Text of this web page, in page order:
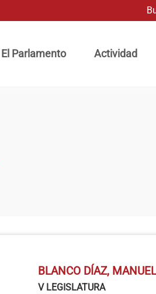
El Parlamento
Actividad
BLANCO DÍAZ, MANUEL
V LEGISLATURA